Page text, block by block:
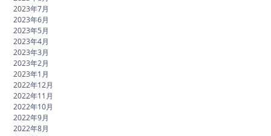
2023年7月
2023年6月
2023年5月
2023年4月
2023年3月
2023年2月
2023年1月
2022年12月
2022年11月
2022年10月
2022年9月
2022年8月